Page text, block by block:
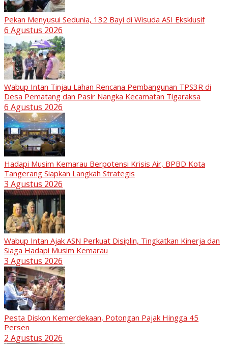
Pekan Menyusui Sedunia, 132 Bayi di Wisuda ASI Eksklusif
6 Agustus 2026
Wabup Intan Tinjau Lahan Rencana Pembangunan TPS3R di
Desa Pematang dan Pasir Nangka Kecamatan Tigaraksa
6 Agustus 2026
Hadapi Musim Kemarau Berpotensi Krisis Air, BPBD Kota
Tangerang Siapkan Langkah Strategis
3 Agustus 2026
Wabup Intan Ajak ASN Perkuat Disiplin, Tingkatkan Kinerja dan
Siaga Hadapi Musim Kemarau
3 Agustus 2026
Pesta Diskon Kemerdekaan, Potongan Pajak Hingga 45
Persen
2 Agustus 2026